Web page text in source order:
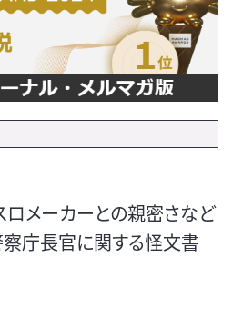
ロメーカーとの親密さなど
庁長官に関する怪文書